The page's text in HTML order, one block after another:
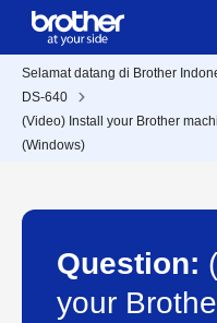
Selamat datang di Brother
DS-640
(Video) Install your Brother
(Windows)
Question:
your